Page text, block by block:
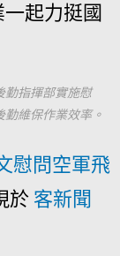
起力挺國
勤指揮部實施慰
維保作業效率。
慰問空軍飛
於 客新聞